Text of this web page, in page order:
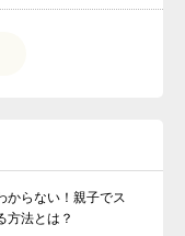
からない！親子でス
方法とは？